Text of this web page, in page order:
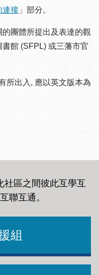
連接 」部分。
團體所提出及表達的觀
館 (SFPL) 或三藩市官
所出入, 應以英文版本為
社區之間彼此互學互
聯互通 。
組